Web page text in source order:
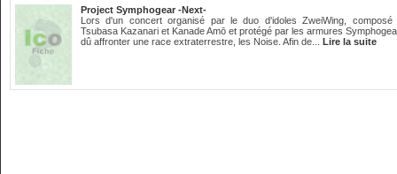
Project Symphogear -Next-
Lors d'un concert organisé par le duo d'idoles ZweiWing, composé
Tsubasa Kazanari et Kanade Amō et protégé par les armures
dû affronter une race extraterrestre, les Noise. Afin de... Lire la suite